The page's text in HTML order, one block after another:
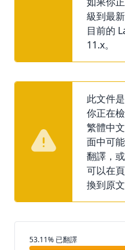
級到最新
目前的
11.x。
此文件
你正在
繁體中
面中可
翻譯，
可以在
換到原文
翻譯進度
53.11% 已翻譯